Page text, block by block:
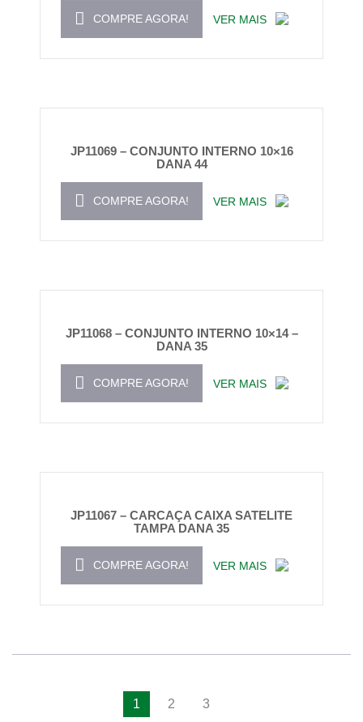
COMPRE AGORA! VER MAIS
JP11069 – CONJUNTO INTERNO 10×16
DANA 44
COMPRE AGORA! VER MAIS
JP11068 – CONJUNTO INTERNO 10×14 –
DANA 35
COMPRE AGORA! VER MAIS
JP11067 – CARCAÇA CAIXA SATELITE
TAMPA DANA 35
COMPRE AGORA! VER MAIS
1 2 3